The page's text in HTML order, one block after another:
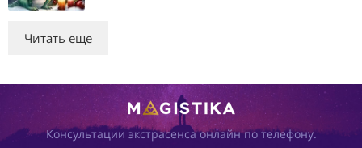
Читать еще
Консультации экстрасенса онлайн по телефону.